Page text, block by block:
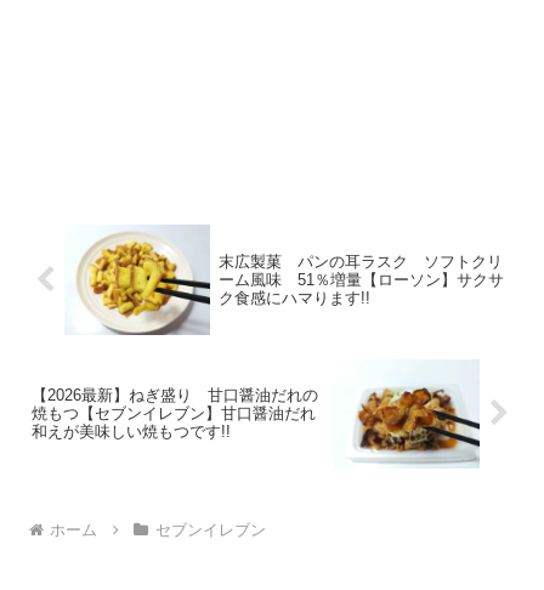
末広製菓 パンの耳ラスク ソフトクリ
ーム風味 51％増量【ローソン】サクサ
ク食感にハマります!!
【2026最新】ねぎ盛り 甘口醤油だれの
焼もつ【セブンイレブン】甘口醤油だれ
和えが美味しい焼もつです!!
ホーム セブンイレブン